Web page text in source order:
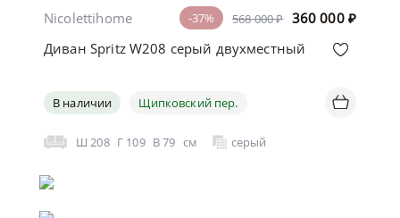
568 000 ₽ 360 000 ₽
-37%
Nicolettihome
Диван Spritz W208 серый двухместный
В наличии Щипковский пер.
Ш 208 Г 109 В79 см серый